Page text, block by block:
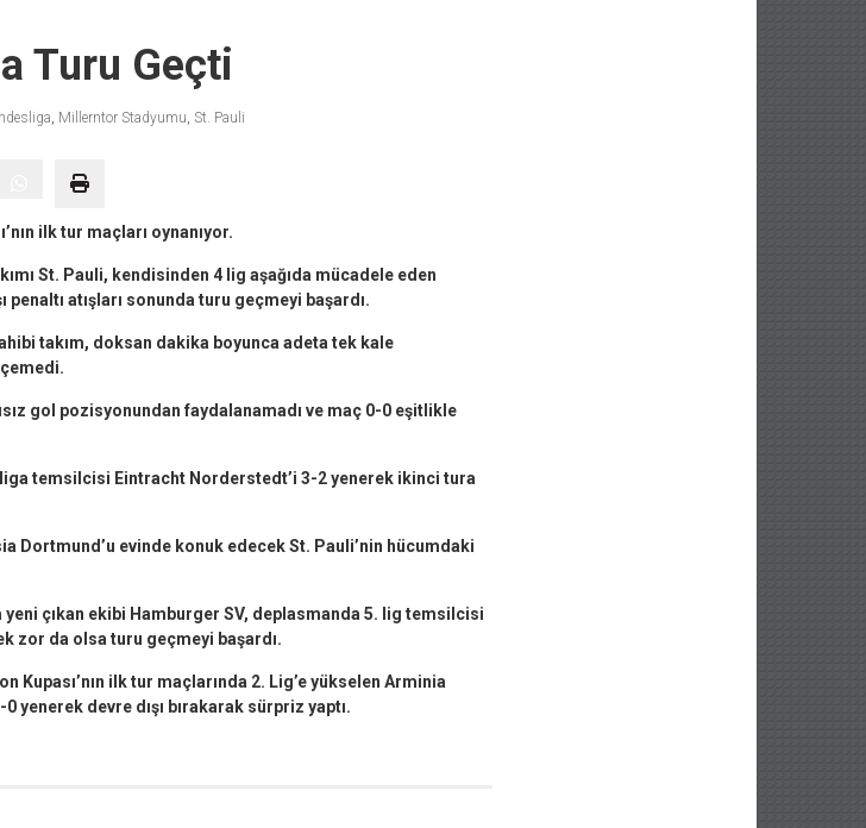
Turu Geçti
, Millerntor Stadyumu, St. Pauli
ilk tur maçları oynanıyor.
St. Pauli, kendisinden 4 lig aşağıda mücadele eden
atışları sonunda turu geçmeyi başardı.
takım, doksan dakika boyunca adeta tek kale
gol pozisyonundan faydalanamadı ve maç 0-0 eşitlikle
temsilcisi Eintracht Norderstedt’i 3-2 yenerek ikinci tura
Dortmund’u evinde konuk edecek St. Pauli’nin hücumdaki
çıkan ekibi Hamburger SV, deplasmanda 5. lig temsilcisi
zor da olsa turu geçmeyi başardı.
Kupası’nın ilk tur maçlarında 2. Lig’e yükselen Arminia
yenerek devre dışı bırakarak sürpriz yaptı.